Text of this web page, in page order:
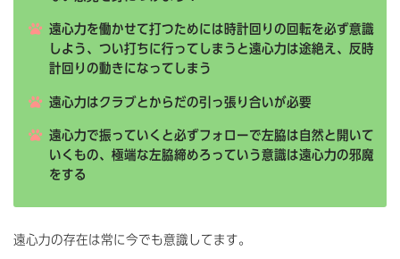
遠心力を働かせて打つためには時計回りの回転を必ず意識
しよう、つい打ちに行ってしまうと遠心力は途絶え、反時
計回りの動きになってしまう
遠心力はクラブとからだの引っ張り合いが必要
遠心力で振っていくと必ずフォローで左脇は自然と開いて
いくもの、極端な左脇締めろっていう意識は遠心力の邪魔
をする
遠心力の存在は常に今でも意識してます。